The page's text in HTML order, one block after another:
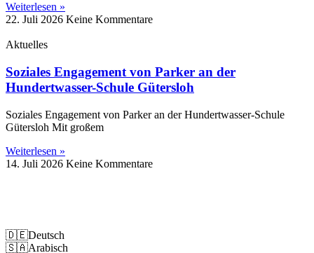
Weiterlesen »
22. Juli 2026 Keine Kommentare
Aktuelles
Soziales Engagement von Parker an der
Hundertwasser-Schule Gütersloh
Soziales Engagement von Parker an der Hundertwasser-Schule
Gütersloh Mit großem
Weiterlesen »
14. Juli 2026 Keine Kommentare
🇩🇪Deutsch
🇸🇦Arabisch